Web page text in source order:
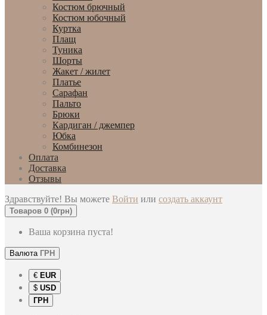
Костюм брючный
Костюм юбочный
Куртка
Плащ
Туника
Шорты
Жакет / жилет
Платье
Сарафан
Пальто
Брюки
Кардиган / джемпер
Юбка
Комбинезон
Оплата
Доставка
Отзывы
Здравствуйте! Вы можете Войти или создать аккаунт
Товаров 0 (0грн)
Ваша корзина пуста!
Валюта ГРН
€ EUR
$ USD
ГРН